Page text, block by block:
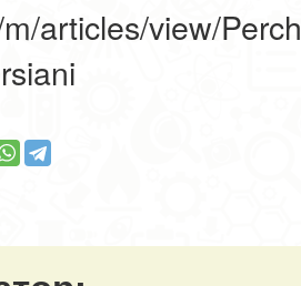
articles/view/